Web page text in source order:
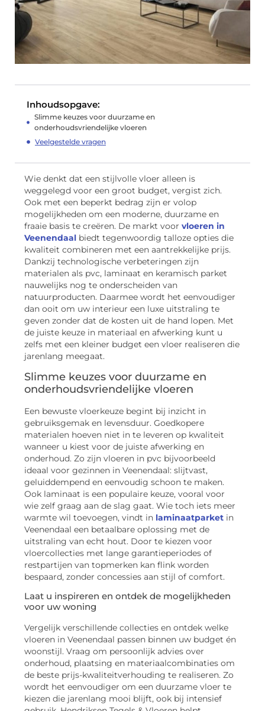
Inhoudsopgave:
Slimme keuzes voor duurzame en
onderhoudsvriendelijke vloeren
Veelgestelde vragen
Wie denkt dat een stijlvolle vloer alleen is
weggelegd voor een groot budget, vergist zich.
Ook met een beperkt bedrag zijn er volop
mogelijkheden om een moderne, duurzame en
fraaie basis te creëren. De markt voor vloeren in
Veenendaal biedt tegenwoordig talloze opties die
kwaliteit combineren met een aantrekkelijke prijs.
Dankzij technologische verbeteringen zijn
materialen als pvc, laminaat en keramisch parket
nauwelijks nog te onderscheiden van
natuurproducten. Daarmee wordt het eenvoudiger
dan ooit om uw interieur een luxe uitstraling te
geven zonder dat de kosten uit de hand lopen. Met
de juiste keuze in materiaal en afwerking kunt u
zelfs met een kleiner budget een vloer realiseren die
jarenlang meegaat.
Slimme keuzes voor duurzame en
onderhoudsvriendelijke vloeren
Een bewuste vloerkeuze begint bij inzicht in
gebruiksgemak en levensduur. Goedkopere
materialen hoeven niet in te leveren op kwaliteit
wanneer u kiest voor de juiste afwerking en
onderhoud. Zo zijn vloeren in pvc bijvoorbeeld
ideaal voor gezinnen in Veenendaal: slijtvast,
geluiddempend en eenvoudig schoon te maken.
Ook laminaat is een populaire keuze, vooral voor
wie zelf graag aan de slag gaat. Wie toch iets meer
warmte wil toevoegen, vindt in laminaatparket in
Veenendaal een betaalbare oplossing met de
uitstraling van echt hout. Door te kiezen voor
vloercollecties met lange garantieperiodes of
restpartijen van topmerken kan flink worden
bespaard, zonder concessies aan stijl of comfort.
Laat u inspireren en ontdek de mogelijkheden
voor uw woning
Vergelijk verschillende collecties en ontdek welke
vloeren in Veenendaal passen binnen uw budget én
woonstijl. Vraag om persoonlijk advies over
onderhoud, plaatsing en materiaalcombinaties om
de beste prijs-kwaliteitverhouding te realiseren. Zo
wordt het eenvoudiger om een duurzame vloer te
kiezen die jarenlang mooi blijft, ook bij intensief